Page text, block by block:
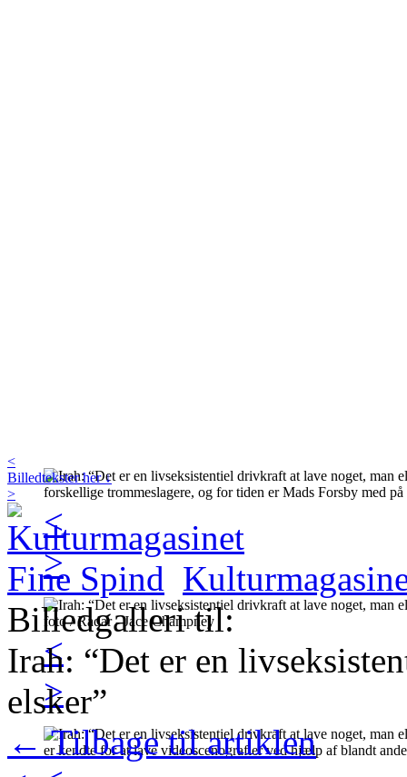
<
>
<
>
<
Billedtekster her ↓
>
Billedgalleri til:
Irah: “Det er en
elsker”
← Tilbage til artiklen